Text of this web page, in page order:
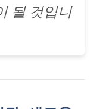
될 것입니